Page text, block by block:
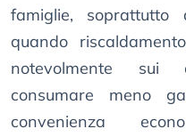
famiglie,
quando
notevolmente sui
consumare meno
convenienza